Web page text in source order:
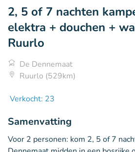
2, 5 of 7 nachten
elektra + douchen +
Ruurlo
De Dennemaat
Ruurlo (529km)
Verkocht: 23
Samenvatting
Voor 2 personen: kom 2, 5 of 7